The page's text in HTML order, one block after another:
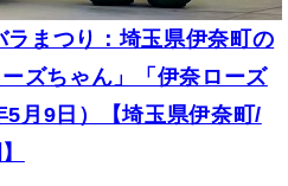
ラまつり：埼玉県伊奈町の
ズちゃん」「伊奈ローズ
5月9日）【埼玉県伊奈町/